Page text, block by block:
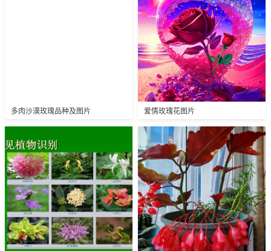
多肉沙漠玫瑰品种及图片 爱情玫瑰花图片